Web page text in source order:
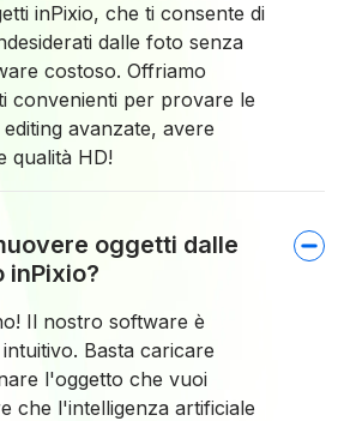
inPixio, che ti consente di
dalle foto senza
costoso. Offriamo
convenienti per provare le
avanzate, avere
qualità HD!
oggetti dalle
inPixio?
Il nostro software è
Basta caricare
l'oggetto che vuoi
che l'intelligenza artificiale